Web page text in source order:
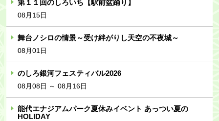
第１１回のしろいち【駅前盆踊り】
08月15日
舞台ノシロの情景～受け絆がりし天空の不夜城～
08月01日
のしろ銀河フェスティバル2026
08月08日 ～ 08月16日
能代エナジアムパーク夏休みイベント あっつい夏の
HOLIDAY